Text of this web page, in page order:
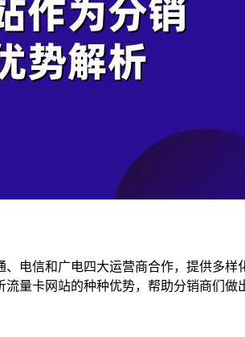
电信和广电四大运营商合作，提供多
量卡网站的种种优势，帮助分销商们做